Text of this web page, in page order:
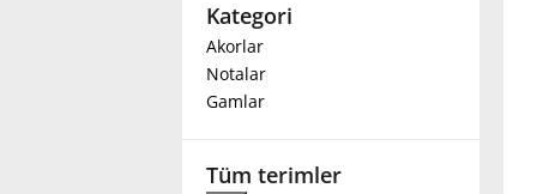
Deutsch
Español
Kategori
Akorlar
Notalar
Gamlar
Tüm terimler